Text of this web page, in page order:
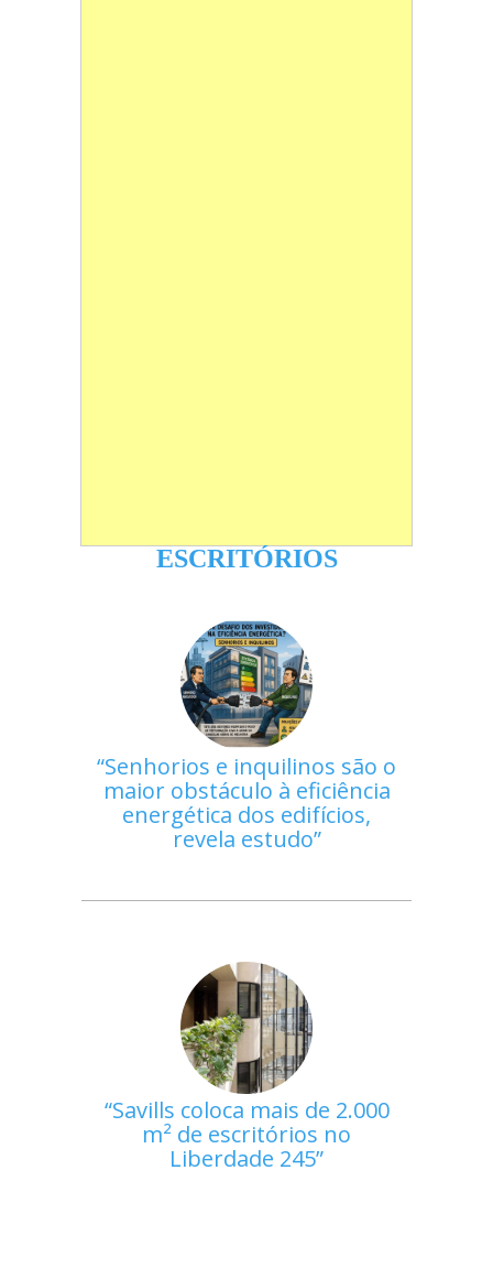
ESCRITÓRIOS
Senhorios e inquilinos são o
maior obstáculo à eficiência
energética dos edifícios,
revela estudo
Savills coloca mais de 2.000
m² de escritórios no
Liberdade 245